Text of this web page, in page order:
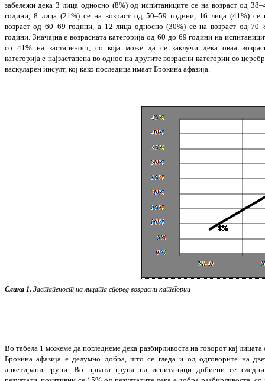
забележи дека 3 лица односно (8%) од испитаниците се на возраст од
години, 8 лица (21%) се на возраст од 50–59 години, 16 лица (41%) се
возраст од 60–69 години, а 12 лица односно (30%) се на возраст од
години. Значајнае возрасната категорија од 60 до 69 годи­ни на
со 41% на заста­пе­ност, со која може да се заклучи дека оваа воз
категорија е најзастапена во однос на другите возрасни категории со
васку­ларен инсулт, кој како последица имаат Бро­кина афазија.
Слика 1. Застапеност на лицата според возрасни категории
Во табела 1 можеме дапогледнеме дека разбирливоста на говорот кај лицата
Брокина афазија е делумно добра, што се гледа и од одговорите на
анкетирани групи. Во првата група на испитаници добиени се след­ни